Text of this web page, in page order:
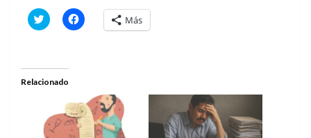
Haz
clic
(Se
abre
ventana
nueva)
Haz
clic
una
ventana
nueva)
Más
Relacionado